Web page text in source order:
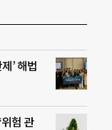
’ 해법
험 관